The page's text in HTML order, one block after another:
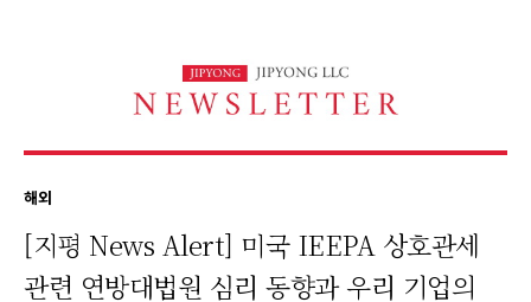
해외
[지평 News Alert] 미국 IEEPA 상호관세
관련 연방대법원 심리 동향과 우리 기업의